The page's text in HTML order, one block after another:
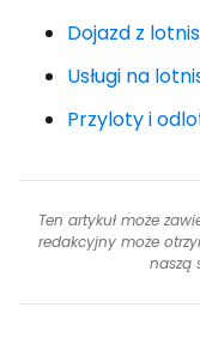
Dojazd z
Usługi na
Przyloty i
Ten artykuł może
redakcyjny może
naszą